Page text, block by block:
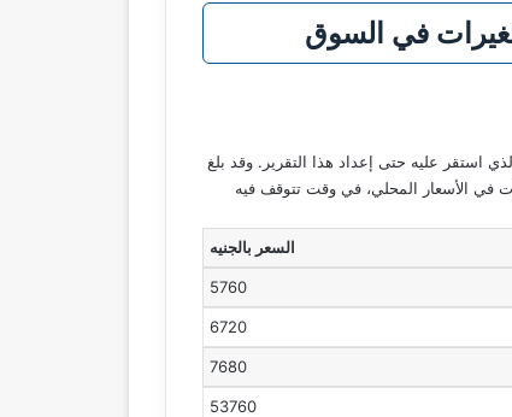
في السوق
عيار 21 عند 6720 جنيها للجرام، وهو نفس المستوى الذي استقر عليه حتى إعداد هذا التقرير. وقد بلغ
الجنيه الذهب إلى 53760 جنيها، مما يعكس حالة من الثبات في الأسعار المحلي، في وقت تتوقف فيه
السعر بالجنيه
5760
6720
7680
53760